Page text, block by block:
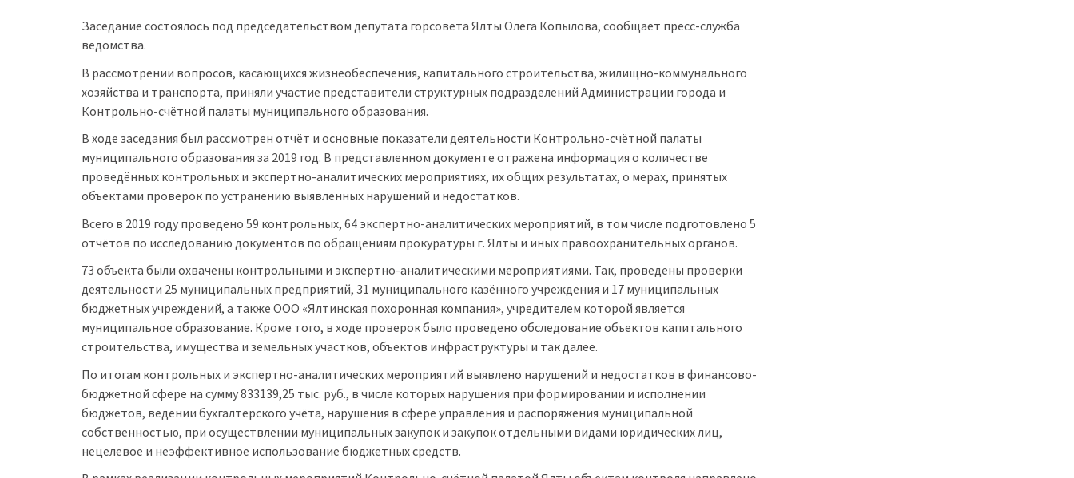
Заседание состоялось под председательством депутата горсовета Ялты Олега Копылова, сообщает пресс-служба
ведомства.
В рассмотрении вопросов, касающихся жизнеобеспечения, капитального строительства, жилищно-коммунального
хозяйства и транспорта, приняли участие представители структурных подразделений Администрации города и
Контрольно-счётной палаты муниципального образования.
В ходе заседания был рассмотрен отчёт и основные показатели деятельности Контрольно-счётной палаты
муниципального образования за 2019 год. В представленном документе отражена информация о количестве
проведённых контрольных и экспертно-аналитических мероприятиях, их общих результатах, о мерах, принятых
объектами проверок по устранению выявленных нарушений и недостатков.
Всего в 2019 году проведено 59 контрольных, 64 экспертно-аналитических мероприятий, в том числе подготовлено 5
отчётов по исследованию документов по обращениям прокуратуры г. Ялты и иных правоохранительных органов.
73 объекта были охвачены контрольными и экспертно-аналитическими мероприятиями. Так, проведены проверки
деятельности 25 муниципальных предприятий, 31 муниципального казённого учреждения и 17 муниципальных
бюджетных учреждений, а также ООО «Ялтинская похоронная компания», учредителем которой является
муниципальное образование. Кроме того, в ходе проверок было проведено обследование объектов капитального
строительства, имущества и земельных участков, объектов инфраструктуры и так далее.
По итогам контрольных и экспертно-аналитических мероприятий выявлено нарушений и недостатков в финансово-
бюджетной сфере на сумму 833139,25 тыс. руб., в числе которых нарушения при формировании и исполнении
бюджетов, ведении бухгалтерского учёта, нарушения в сфере управления и распоряжения муниципальной
собственностью, при осуществлении муниципальных закупок и закупок отдельными видами юридических лиц,
нецелевое и неэффективное использование бюджетных средств.